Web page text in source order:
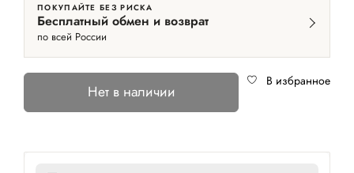
ПОКУПАЙТЕ БЕЗ РИСКА
Бесплатный обмен и возврат
по всей России
Нет в наличии
В избранное